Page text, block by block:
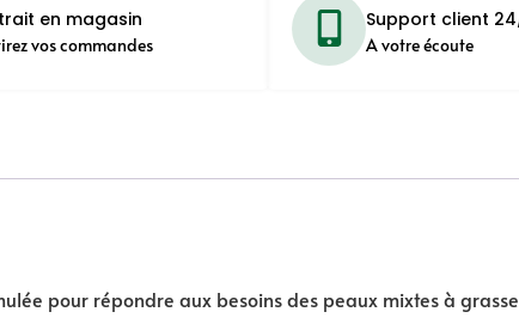
en magasin
vos commandes
Support client
A votre écoute
pour répondre aux besoins des peaux mixtes à